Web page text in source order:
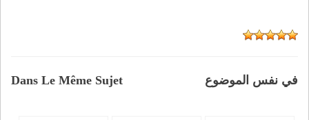
Dans Le Même Sujet في نفس الموضوع